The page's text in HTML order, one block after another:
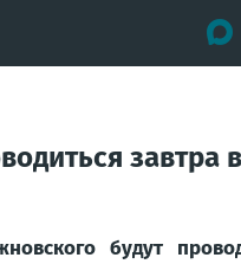
завтра в
будут